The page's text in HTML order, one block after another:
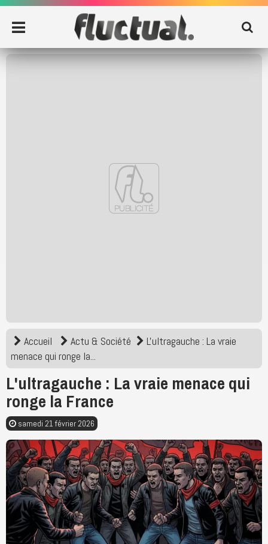
Accueil Actu & Société
L'ultragauche : La vraie
menace qui ronge la...
L'ultragauche : La vraie menace qui
ronge la France
samedi 21 février 2026